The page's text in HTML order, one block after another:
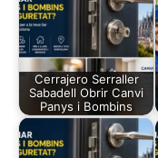
Cerrajero Serraller
Sabadell Obrir Canvi
Panys i Bombins